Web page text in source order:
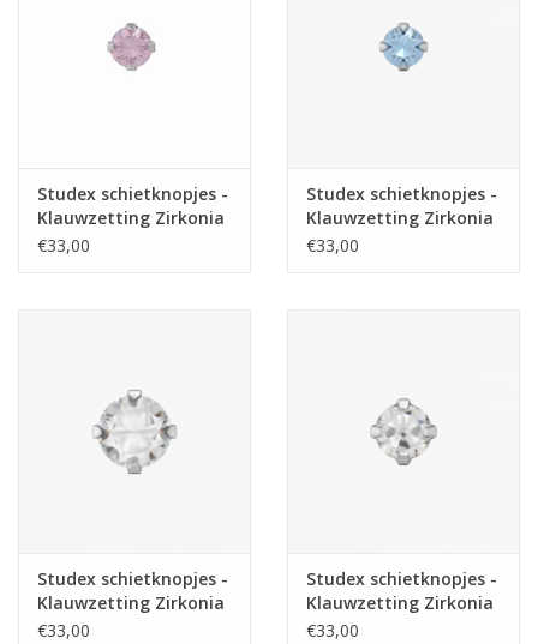
Studex schietknopjes -
Klauwzetting Zirkonia
roze 3 mm - 7512-0150
€33,00
Studex schietknopjes -
Klauwzetting Zirkonia
blauw 3 mm - 7512-
€33,00
Studex schietknopjes -
Klauwzetting Zirkonia
5 mm - 7592-0100 (123)
€33,00
Studex schietknopjes -
Klauwzetting Zirkonia
4 mm - 7522-0100 (113)
€33,00